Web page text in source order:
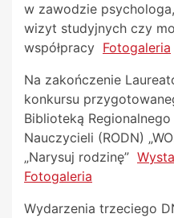
w zawodzie
wizyt studyjnych czy
współpracy Fotogaleria
Na zakończenie
konkursu
Biblioteką
Nauczycieli (RODN)
„Narysuj rodzinę”
Fotogaleria
Wydarzenia trzeciego